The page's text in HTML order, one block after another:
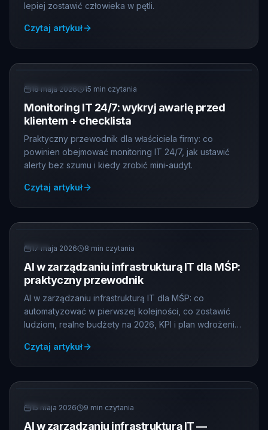
lepiej zostawić człowieka w pętli.
Czytaj artykuł
18 maja 2026 15 min czytania
Monitoring IT 24/7: wykryj awarię przed
klientem + checklista
Praktyczny przewodnik dla właściciela firmy: co
powinien obejmować monitoring IT 24/7, jak ustawić
alerty bez szumu i kiedy zrobić mini-audyt.
Czytaj artykuł
17 maja 2026 8 min czytania
AI w zarządzaniu infrastrukturą IT dla MŚP:
praktyczny przewodnik
AI w zarządzaniu infrastrukturą IT dla MŚP: co
automatyzować w pierwszej kolejności, co zostawić
ludziom, realne budżety na 2026, KPI i plan wdrożenia
Czytaj artykuł
15 maja 2026 9 min czytania
AI w zarządzaniu infrastrukturą IT —